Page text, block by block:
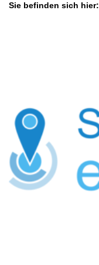
Sie befinden sich hier: